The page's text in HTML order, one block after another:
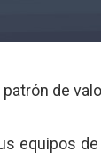
de
equipos